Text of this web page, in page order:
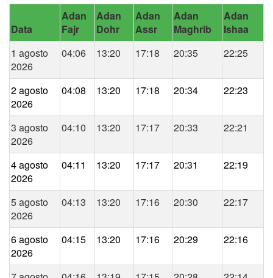
Data
Adan
Fajr
Adan
Dohr
Adan
Assr
Adan
Maghrib
Adan
Ishaa
1 agosto
2026
04:06 13:20 17:18 20:35 22:25
2 agosto
2026
04:08 13:20 17:18 20:34 22:23
3 agosto
2026
04:10 13:20 17:17 20:33 22:21
4 agosto
2026
04:11 13:20 17:17 20:31 22:19
5 agosto
2026
04:13 13:20 17:16 20:30 22:17
6 agosto
2026
04:15 13:20 17:16 20:29 22:16